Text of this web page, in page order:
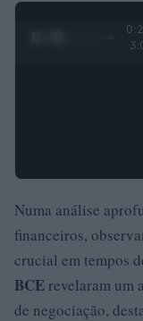
Numa análise
financeiros,
crucial em tempos
BCE revelaram um
de negociação,